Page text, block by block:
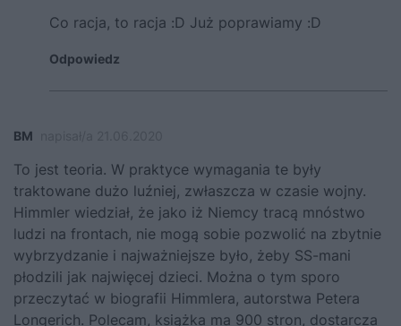
Co racja, to racja :D Już poprawiamy :D
Odpowiedz
BM
To jest teoria. W praktyce wymagania te były
traktowane dużo luźniej, zwłaszcza w czasie wojny.
Himmler wiedział, że jako iż Niemcy tracą mnóstwo
ludzi na frontach, nie mogą sobie pozwolić na zbytnie
wybrzydzanie i najważniejsze było, żeby SS-mani
płodzili jak najwięcej dzieci. Można o tym sporo
przeczytać w biografii Himmlera, autorstwa Petera
Longerich. Polecam, książka ma 900 stron, dostarcza